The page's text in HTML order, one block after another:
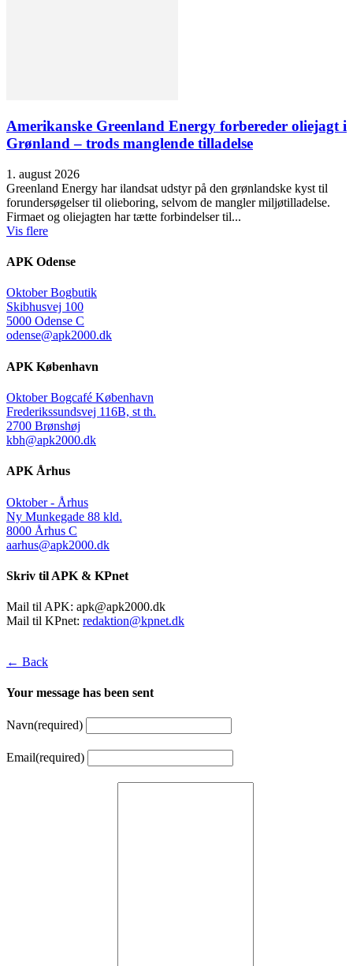
Amerikanske Greenland Energy forbereder oliejagt i
Grønland – trods manglende tilladelse
1. august 2026
Greenland Energy har ilandsat udstyr på den grønlandske kyst til
forundersøgelser til olieboring, selvom de mangler miljøtilladelse.
Firmaet og oliejagten har tætte forbindelser til...
Vis flere
APK Odense
Oktober Bogbutik
Skibhusvej 100
5000 Odense C
odense@apk2000.dk
APK København
Oktober Bogcafé København
Frederikssundsvej 116B, st th.
2700 Brønshøj
kbh@apk2000.dk
APK Århus
Oktober - Århus
Ny Munkegade 88 kld.
8000 Århus C
aarhus@apk2000.dk
Skriv til APK & KPnet
Mail til APK: apk@apk2000.dk
Mail til KPnet: redaktion@kpnet.dk
← Back
Your message has been sent
Navn(required)
Email(required)